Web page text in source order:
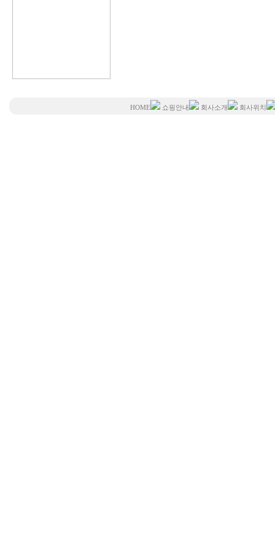
HOME 쇼핑안내 회사소개 회사위치